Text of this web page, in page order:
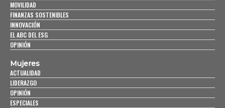
MOVILIDAD
FINANZAS SOSTENIBLES
INNOVACIÓN
EL ABC DEL ESG
OPINIÓN
Mujeres
ACTUALIDAD
LIDERAZGO
OPINIÓN
ESPECIALES